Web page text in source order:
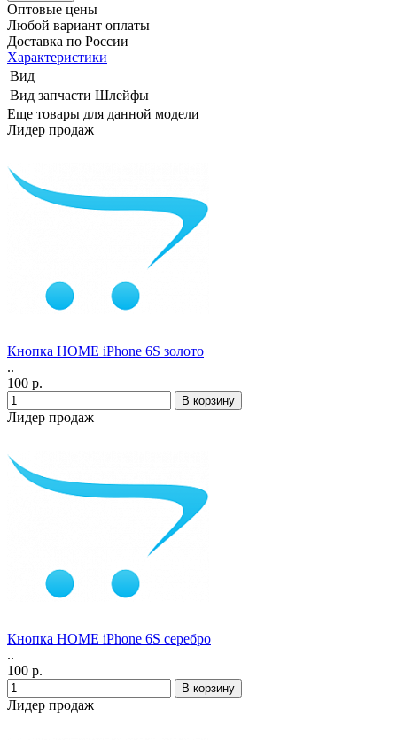
Оптовые цены
Любой вариант оплаты
Доставка по России
Характеристики
Вид
Вид запчасти Шлейфы
Еще товары для данной модели
Лидер продаж
Кнопка HOME iPhone 6S золото
..
100 р.
Лидер продаж
Кнопка HOME iPhone 6S серебро
..
100 р.
Лидер продаж